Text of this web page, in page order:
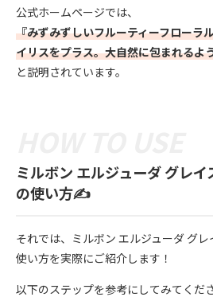
公式ホームページでは、
『みずみずしいフルーティーフローラ
イリスをプラス。大自然に包まれるよ
と説明されています。
ミルボン エルジューダ グレ
の使い方✍️
それでは、ミルボン エルジューダ グ
使い方を実際にご紹介します！
以下のステップを参考にしてみてくださ